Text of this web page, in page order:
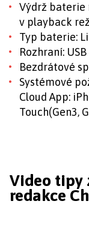
Výdrž baterie
v playback
Typ baterie:
Rozhraní: USB
Bezdrátové
Systémové
Cloud App:
Touch(Gen3,
Video tipy
redakce